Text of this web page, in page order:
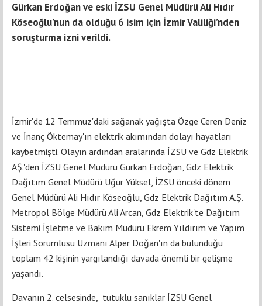
Gürkan Erdoğan ve eski İZSU Genel Müdürü Ali Hıdır
Köseoğlu’nun da olduğu 6 isim için İzmir Valiliği’nden
soruşturma izni verildi.
İzmir'de 12 Temmuz'daki sağanak yağışta Özge Ceren Deniz
ve İnanç Öktemay'ın elektrik akımından dolayı hayatları
kaybetmişti. Olayın ardından aralarında İZSU ve Gdz Elektrik
AŞ.'den İZSU Genel Müdürü Gürkan Erdoğan, Gdz Elektrik
Dağıtım Genel Müdürü Uğur Yüksel, İZSU önceki dönem
Genel Müdürü Ali Hıdır Köseoğlu, Gdz Elektrik Dağıtım A.Ş.
Metropol Bölge Müdürü Ali Arcan, Gdz Elektrik'te Dağıtım
Sistemi İşletme ve Bakım Müdürü Ekrem Yıldırım ve Yapım
İşleri Sorumlusu Uzmanı Alper Doğan'ın da bulunduğu
toplam 42 kişinin yargılandığı davada önemli bir gelişme
yaşandı.
Davanın 2. celsesinde, tutuklu sanıklar İZSU Genel